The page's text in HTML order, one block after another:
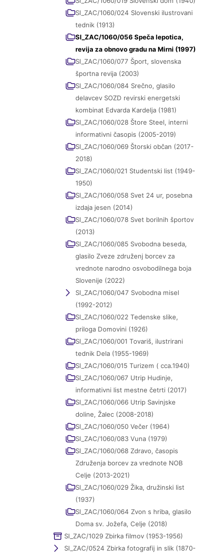
SI_ZAC/1060/024 Slovenski ilustrovani
tednik (1913)
SI_ZAC/1060/056 Speča lepotica,
revija za obnovo gradu na Mirni (1997)
SI_ZAC/1060/077 Šport, slovenska
športna revija (2003)
SI_ZAC/1060/084 Srečno, glasilo
delavcev SOZD revirski energetski
kombinat Edvarda Kardelja (1981)
SI_ZAC/1060/028 Štore Steel, interni
informativni časopis (2005-2019)
SI_ZAC/1060/069 Štorski občan (2017-
2018)
SI_ZAC/1060/021 Studentski list (1949-
1950)
SI_ZAC/1060/058 Svet 24 ur, posebna
izdaja jesen (2014)
SI_ZAC/1060/078 Svet borilnih športov
(2013)
SI_ZAC/1060/085 Svobodna beseda,
glasilo Zveze združenj borcev za
vrednote narodno osvobodilnega boja
Slovenije (2022)
SI_ZAC/1060/047 Svobodna misel
(1992-2012)
SI_ZAC/1060/022 Tedenske slike,
priloga Domovini (1926)
SI_ZAC/1060/001 Tovariš, ilustrirani
tednik Dela (1955-1969)
SI_ZAC/1060/015 Turizem ( cca.1940)
SI_ZAC/1060/067 Utrip Hudinje,
informativni list mestne četrti (2017)
SI_ZAC/1060/066 Utrip Savinjske
doline, Žalec (2008-2018)
SI_ZAC/1060/050 Večer (1964)
SI_ZAC/1060/083 Vuna (1979)
SI_ZAC/1060/068 Zdravo, časopis
Združenja borcev za vrednote NOB
Celje (2013-2021)
SI_ZAC/1060/029 Žika, družinski list
(1937)
SI_ZAC/1060/064 Zvon s hriba, glasilo
Doma sv. Jožefa, Celje (2018)
SI_ZAC/1029 Zbirka filmov (1953-1956)
SI_ZAC/0524 Zbirka fotografij in slik (1870-